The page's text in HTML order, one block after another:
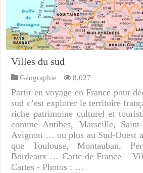
Villes du sud
Géographie 8,027
Partir en voyage en France pour
sud c’est explorer le territoire
riche patrimoine culturel et
comme Antibes, Marseille, Saint-
Avignon … ou plus au Sud-Ouest
que Toulouse, Montauban,
Bordeaux … Carte de France –
Cartes - Photos : …